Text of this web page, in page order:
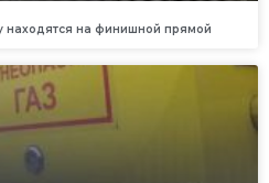
находятся на финишной прямой